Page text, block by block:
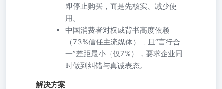
即停止购买，而是先核实、减少使
用。
中国消费者对权威背书高度依赖
（73%信任主流媒体），且“言行合
一”差距最小（仅7%），要求企业同
时做到纠错与真诚表态。
解决方案